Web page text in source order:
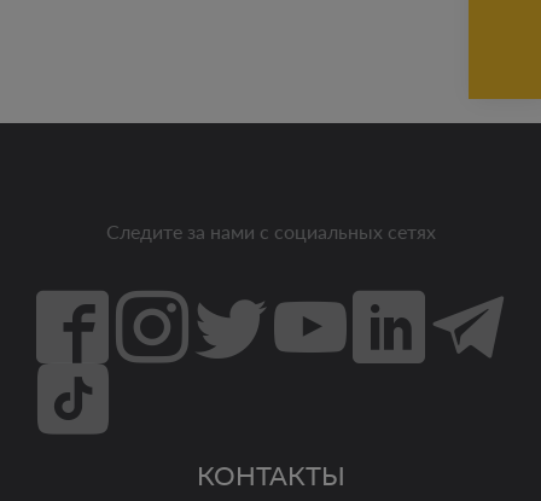
Следите за нами с социальных сетях
КОНТАКТЫ